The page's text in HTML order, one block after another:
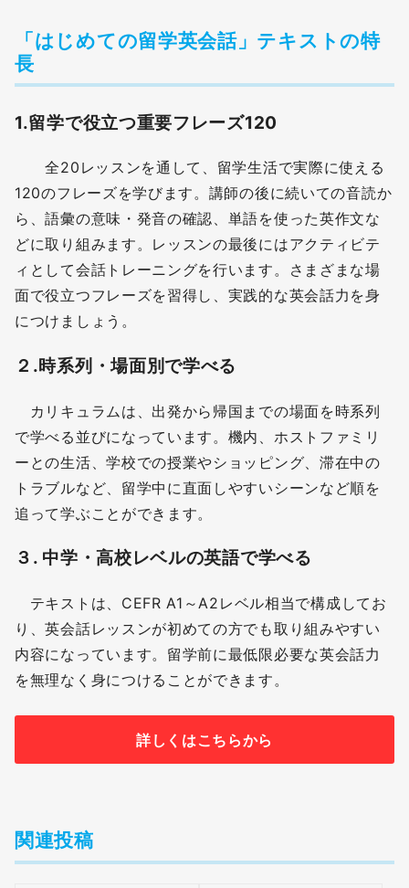
「はじめての留学英会話」テキストの特
長
1.留学で役立つ重要フレーズ120
全20レッスンを通して、留学生活で実際に使える
120のフレーズを学びます。講師の後に続いての音読か
ら、語彙の意味・発音の確認、単語を使った英作文な
どに取り組みます。レッスンの最後にはアクティビテ
ィとして会話トレーニングを行います。さまざまな場
面で役立つフレーズを習得し、実践的な英会話力を身
につけましょう。
２.時系列・場面別で学べる
カリキュラムは、出発から帰国までの場面を時系列
で学べる並びになっています。機内、ホストファミリ
ーとの生活、学校での授業やショッピング、滞在中の
トラブルなど、留学中に直面しやすいシーンなど順を
追って学ぶことができます。
３. 中学・高校レベルの英語で学べる
テキストは、CEFR A1～A2レベル相当で構成してお
り、英会話レッスンが初めての方でも取り組みやすい
内容になっています。留学前に最低限必要な英会話力
を無理なく身につけることができます。
詳しくはこちらから
関連投稿